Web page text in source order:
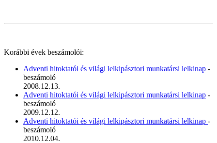
Korábbi évek beszámolói:
Adventi hitoktatói és világi lelkipásztori munkatársi lelkinap -
beszámoló
2008.12.13.
Adventi hitoktatói és világi lelkipásztori munkatársi lelkinap -
beszámoló
2009.12.12.
Adventi hitoktatói és világi lelkipásztori munkatársi lelkinap -
beszámoló
2010.12.04.